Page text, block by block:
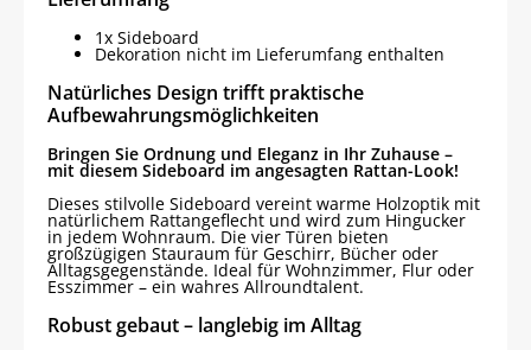
1x Sideboard
Dekoration nicht im Lieferumfang enthalten
Natürliches Design trifft praktische
Aufbewahrungsmöglichkeiten
Bringen Sie Ordnung und Eleganz in Ihr Zuhause –
mit diesem Sideboard im angesagten Rattan-Look!
Dieses stilvolle Sideboard vereint warme Holzoptik mit
natürlichem Rattangeflecht und wird zum Hingucker
in jedem Wohnraum. Die vier Türen bieten
großzügigen Stauraum für Geschirr, Bücher oder
Alltagsgegenstände. Ideal für Wohnzimmer, Flur oder
Esszimmer – ein wahres Allroundtalent.
Robust gebaut – langlebig im Alltag